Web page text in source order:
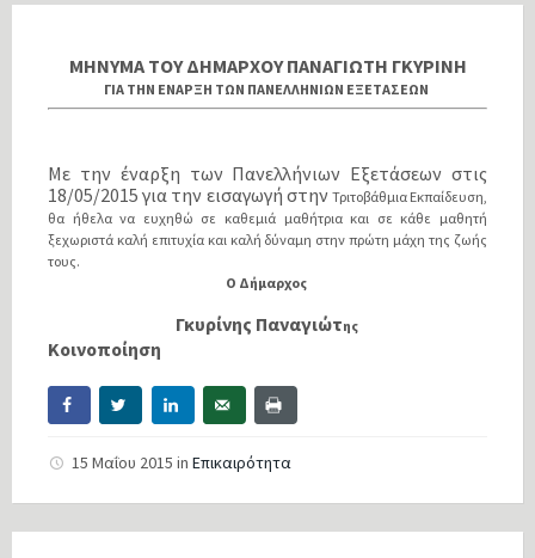
ΜΗΝΥΜΑ ΤΟΥ ΔΗΜΑΡΧΟΥ ΠΑΝΑΓΙΩΤΗ ΓΚΥΡΙΝΗ
ΓΙΑ ΤΗΝ ΕΝΑΡΞΗ ΤΩΝ ΠΑΝΕΛΛΗΝΙΩΝ ΕΞΕΤΑΣΕΩΝ
Με την έναρξη των Πανελλήνιων Εξετάσεων στις
18/05/2015 για την εισαγωγή στην Τριτοβάθμια Εκπαίδευση,
θα ήθελα να ευχηθώ σε καθεμιά μαθήτρια και σε κάθε μαθητή
ξεχωριστά καλή επιτυχία και καλή δύναμη στην πρώτη μάχη της ζωής
τους.
Ο Δήμαρχος
Γκυρίνης Παναγιώτης
Κοινοποίηση
15 Μαΐου 2015 in Επικαιρότητα